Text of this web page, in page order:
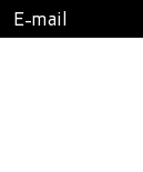
E-mail